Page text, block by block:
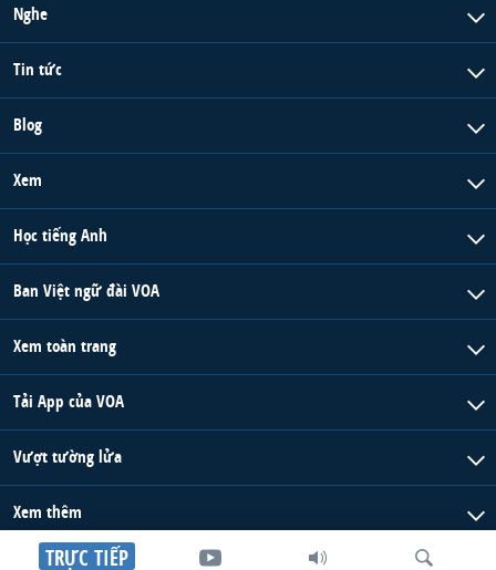
TRỰC TIẾP
Nghe
Tin tức
Blog
Xem
Học tiếng Anh
Ban Việt ngữ đài VOA
Xem toàn trang
Tải App của VOA
Vượt tường lửa
Xem thêm